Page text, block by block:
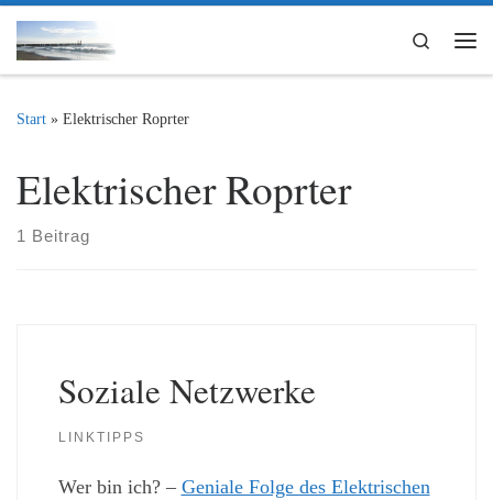
Zum Inhalt springen
Search
Start » Elektrischer Roprter
Elektrischer Roprter
1 Beitrag
Soziale Netzwerke
LINKTIPPS
Wer bin ich? – Geniale Folge des Elektrischen